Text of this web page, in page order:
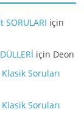
SORULARI için
için Deon
Soruları
Soruları